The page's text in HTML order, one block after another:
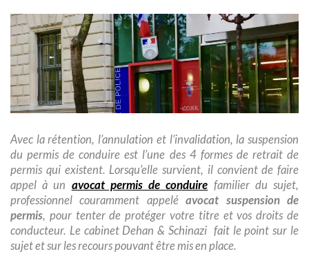
Avec la rétention, l’annulation et l’invalidation, la suspension
du permis de conduire est l’une des 4 formes de retrait de
permis qui existent. Lorsqu’elle survient, il convient de faire
appel à un avocat permis de conduire familier du sujet,
professionnel couramment appeléavocat suspension de
permis, pour tenter de protéger votre titre et vos droits de
conducteur. Le cabinet Dehan & Schinazi fait le point sur le
sujet et sur les recours pouvant être mis en place.